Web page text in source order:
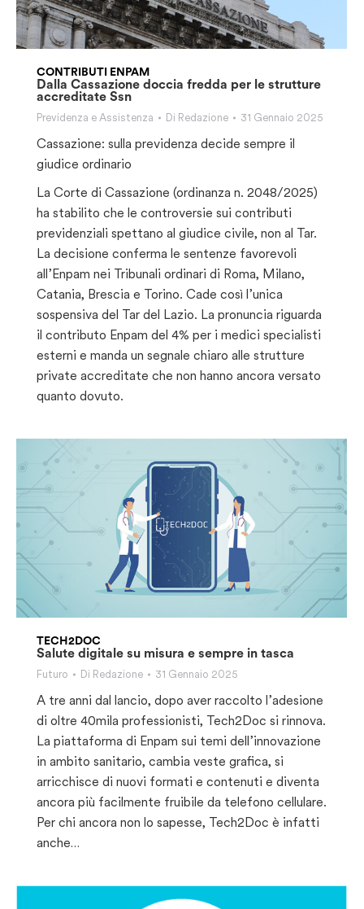
CONTRIBUTI ENPAM
Dalla Cassazione doccia fredda per le strutture
accreditate Ssn
Previdenza e Assistenza Di Redazione 31 Gennaio 2025
Cassazione: sulla previdenza decide sempre il
giudice ordinario
La Corte di Cassazione (ordinanza n. 2048/2025)
ha stabilito che le controversie sui contributi
previdenziali spettano al giudice civile, non al Tar.
La decisione conferma le sentenze favorevoli
all’Enpam nei Tribunali ordinari di Roma, Milano,
Catania, Brescia e Torino. Cade così l’unica
sospensiva del Tar del Lazio. La pronuncia riguarda
il contributo Enpam del 4% per i medici specialisti
esterni e manda un segnale chiaro alle strutture
private accreditate che non hanno ancora versato
quanto dovuto.
TECH2DOC
Salute digitale su misura e sempre in tasca
Futuro Di Redazione 31 Gennaio 2025
A tre anni dal lancio, dopo aver raccolto l’adesione
di oltre 40mila professionisti, Tech2Doc si rinnova.
La piattaforma di Enpam sui temi dell’innovazione
in ambito sanitario, cambia veste grafica, si
arricchisce di nuovi formati e contenuti e diventa
ancora più facilmente fruibile da telefono cellulare.
Per chi ancora non lo sapesse, Tech2Doc è infatti
anche…